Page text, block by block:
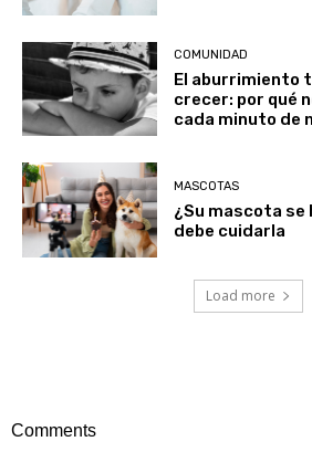
COMUNIDAD
El aburrimiento
crecer: por qué
cada minuto de
MASCOTAS
¿Su mascota se
debe cuidarla
Load more
Comments